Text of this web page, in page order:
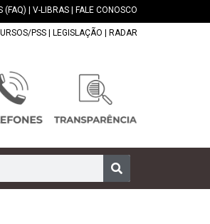
(FAQ) V-LIBRAS FALE CONOSCO
PSS LEGISLAÇÃO RADAR